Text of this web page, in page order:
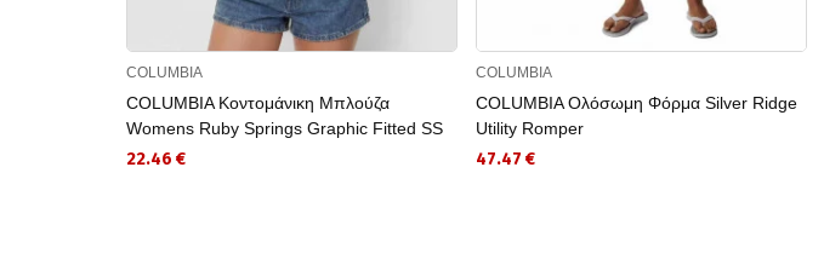
COLUMBIA
COLUMBIA Κοντομάνικη Μπλούζα
Womens Ruby Springs Graphic Fitted SS
22.46 €
COLUMBIA
COLUMBIA Ολόσωμη Φόρμα Silver Ridge
Utility Romper
47.47 €